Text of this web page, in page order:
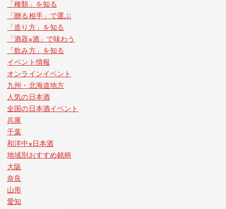
「種類」を知る
「贈る相手」で選ぶ
「造り方」を知る
「酒器x酒」で味わう
「飲み方」を知る
イベント情報
オンラインイベント
九州・北海道地方
人気の日本酒
全国の日本酒イベント
兵庫
千葉
和洋中x日本酒
地域別おすすめ銘柄
大阪
奈良
山形
愛知